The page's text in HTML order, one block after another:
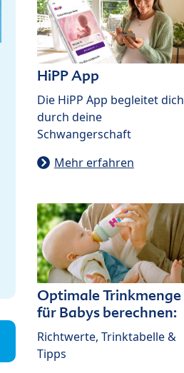
HiPP App
Die HiPP App begleitet dich
durch deine
Schwangerschaft
Mehr erfahren
Optimale Trinkmenge
für Babys berechnen:
Richtwerte, Trinktabelle &
Tipps